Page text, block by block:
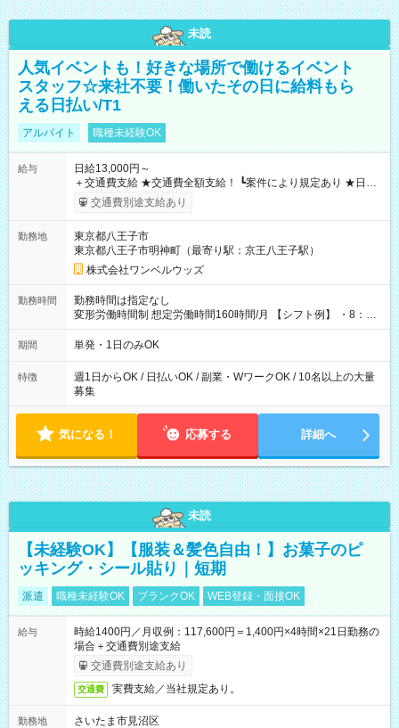
未読
人気イベントも！好きな場所で働けるイベント
スタッフ☆来社不要！働いたその日に給料もら
える日払い/T1
アルバイト 職種未経験OK
給与
日給13,000円～
＋交通費支給 ★交通費全額支給！ ┗案件により規定あり ★日払
いOK！（規定あり） ┗働いたその日に現金GET♪ お仕事後はコ
ンビニATMから 日払い分を引き落とせます！ 【試用期間】試
交通費別途支給あり
勤務地
東京都八王子市
東京都八王子市明神町（最寄り駅：京王八王子駅）
株式会社ワンベルウッズ
勤務時間
勤務時間は指定なし
変形労働時間制 想定労働時間160時間/月 【シフト例】 ・8：00
～21：00
期間 単発・1日のみOK
特徴
週1日からOK / 日払いOK / 副業・WワークOK / 10名以上の大量
募集
気になる！ 応募する 詳細へ
未読
【未経験OK】【服装＆髪色自由！】お菓子のピ
ッキング・シール貼り｜短期
派遣 職種未経験OK ブランクOK WEB登録・面接OK
給与
時給1400円／月収例：117,600円＝1,400円×4時間×21日勤務の
場合＋交通費別途支給
交通費別途支給あり
交通費 実費支給／当社規定あり。
勤務地
さいたま市見沼区